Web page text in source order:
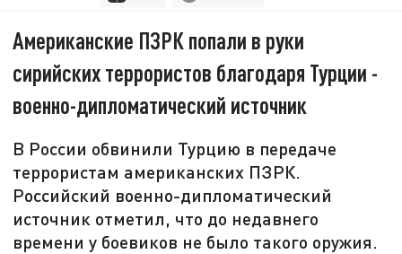
Американские ПЗРК попали в руки
сирийских террористов благодаря Турции -
военно-дипломатический источник
В России обвинили Турцию в передаче
террористам американских ПЗРК.
Российский военно-дипломатический
источник отметил, что до недавнего
времени у боевиков не было такого оружия.